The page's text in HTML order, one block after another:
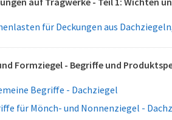
für Deckungen aus
Formziegel - Begriffe und
Begriffe - Dachziegel
für Mönch- und Nonnenziegel -